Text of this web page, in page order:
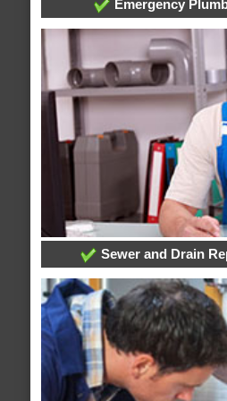
Emergency
Sewer and Drain